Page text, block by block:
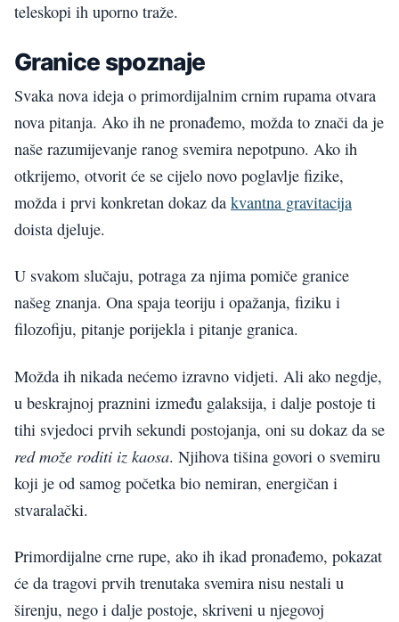
teleskopi ih uporno traže.
Granice spoznaje
Svaka nova ideja o primordijalnim crnim rupama otvara
nova pitanja. Ako ih ne pronađemo, možda to znači da je
naše razumijevanje ranog svemira nepotpuno. Ako ih
otkrijemo, otvorit će se cijelo novo poglavlje fizike,
možda i prvi konkretan dokaz da kvantna gravitacija
doista djeluje.
U svakom slučaju, potraga za njima pomiče granice
našeg znanja. Ona spaja teoriju i opažanja, fiziku i
filozofiju, pitanje porijekla i pitanje granica.
Možda ih nikada nećemo izravno vidjeti. Ali ako negdje,
u beskrajnoj praznini između galaksija, i dalje postoje ti
tihi svjedoci prvih sekundi postojanja, oni su dokaz da se
red može roditi iz kaosa. Njihova tišina govori o svemiru
koji je od samog početka bio nemiran, energičan i
stvaralački.
Primordijalne crne rupe, ako ih ikad pronađemo, pokazat
će da tragovi prvih trenutaka svemira nisu nestali u
širenju, nego i dalje postoje, skriveni u njegovoj